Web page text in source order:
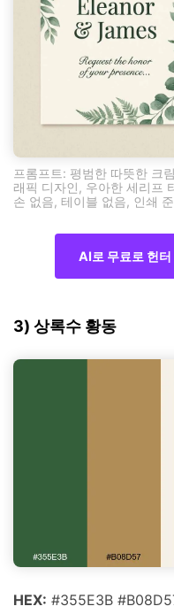
프롬프트: 평범한 따뜻한 크
래픽 디자인, 우아한 세리프
손 없음, 테이블 없음, 인쇄
AI로 무료로 헌
3) 상록수 황동
HEX: #355E3B